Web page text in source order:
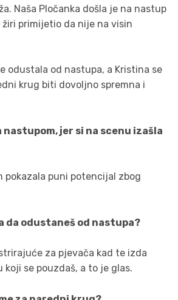
Naša Pločanka došla je na nastup
žiri primijetio da nije na visin
odustala od nastupa, a Kristina se
krug biti dovoljno spremna i
jer si na scenu izašla
pokazala puni potencijal zbog
da odustaneš od nastupa?
za pjevača kad te izda
se pouzdaš, a to je glas.